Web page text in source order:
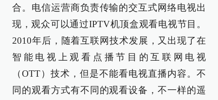
合。电信运营商负责传输的交互式网络电视出
现，观众可以通过IPTV机顶盒观看电视节目。
2010年后，随着互联网技术发展，又出现了在
智能电视上观看点播节目的互联网电视
（OTT）技术，但是不能看电视直播内容。不
同的观看方式有不同的观看设备，不一样的遥